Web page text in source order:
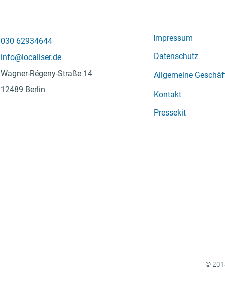
030 62934644
info@localiser.de
Wagner-Régeny-Straße 14
12489 Berlin
Impressum
Datenschutz
Allgemeine
Kontakt
Pressekit
©